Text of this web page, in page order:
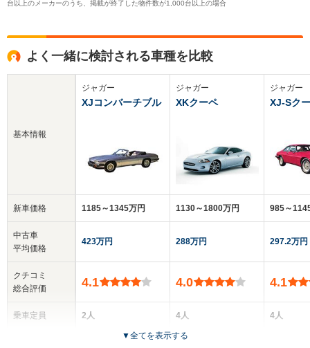
台以上のメーカーのうち、掲載が終了した物件数が1,000台以上の場合
よく一緒に検討される車種を比較
基本情報
新車価格
中古車
平均価格
クチコミ
総合評価
乗車定員
ジャガー
XJコンバーチブル
1185～1345万円
423万円
4.1
2人
ジャガー
XKクーペ
1130～1800万円
288万円
4.0
4人
3ドア
ジャガー
XJ-Sク
985～
297.2万円
4.1
4人
▼全てを表示する